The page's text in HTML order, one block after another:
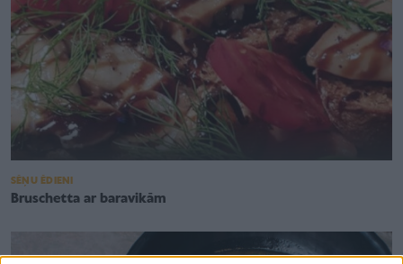
SĒŅU ĒDIENI
Bruschetta ar baravikām